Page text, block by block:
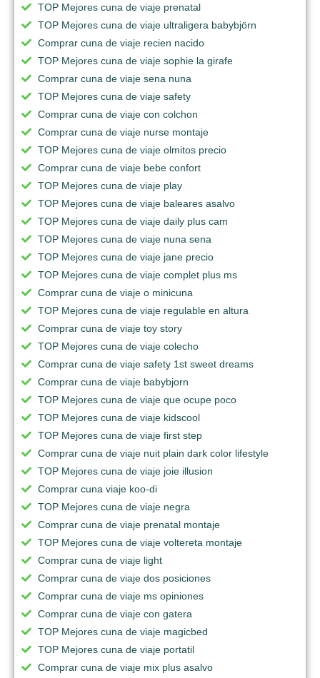
TOP Mejores cuna de viaje prenatal
TOP Mejores cuna de viaje ultraligera babybjörn
Comprar cuna de viaje recien nacido
TOP Mejores cuna de viaje sophie la girafe
Comprar cuna de viaje sena nuna
TOP Mejores cuna de viaje safety
Comprar cuna de viaje con colchon
Comprar cuna de viaje nurse montaje
TOP Mejores cuna de viaje olmitos precio
Comprar cuna de viaje bebe confort
TOP Mejores cuna de viaje play
TOP Mejores cuna de viaje baleares asalvo
TOP Mejores cuna de viaje daily plus cam
TOP Mejores cuna de viaje nuna sena
TOP Mejores cuna de viaje jane precio
TOP Mejores cuna de viaje complet plus ms
Comprar cuna de viaje o minicuna
TOP Mejores cuna de viaje regulable en altura
Comprar cuna de viaje toy story
TOP Mejores cuna de viaje colecho
Comprar cuna de viaje safety 1st sweet dreams
Comprar cuna de viaje babybjorn
TOP Mejores cuna de viaje que ocupe poco
TOP Mejores cuna de viaje kidscool
TOP Mejores cuna de viaje first step
Comprar cuna de viaje nuit plain dark color lifestyle
TOP Mejores cuna de viaje joie illusion
Comprar cuna viaje koo-di
TOP Mejores cuna de viaje negra
Comprar cuna de viaje prenatal montaje
TOP Mejores cuna de viaje voltereta montaje
Comprar cuna de viaje light
Comprar cuna de viaje dos posiciones
Comprar cuna de viaje ms opiniones
Comprar cuna de viaje con gatera
TOP Mejores cuna de viaje magicbed
TOP Mejores cuna de viaje portatil
Comprar cuna de viaje mix plus asalvo